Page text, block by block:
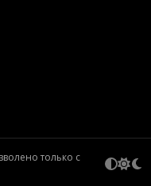
только с